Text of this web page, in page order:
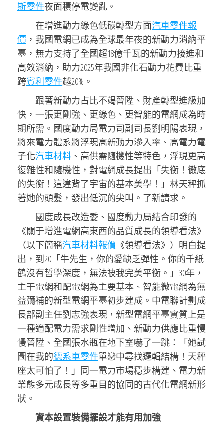
斯零件夜面積停電變亂。
在增進動力綠色低碳轉型方面汽車零件報
價 ，我國電網已成為全球最年夜的新動力消納平
臺，無力支持了全國超18億千瓦的新動力接進和
高效消納，助力2025年我國非化石動力花費比重
跨賓利零件越20%。
跟著新動力占比不竭晉陞、財產轉型進級加
快，一張更剛強、更綠色、更智能的電網成為時
期所需。國度動力局電力司副司長劉明陽表現，
將來電力體系將浮現高新動力滲入率、高電力電
子化汽車材料 、高供需隨機性等特色，浮現更高
復雜性和隨機性，對電網成長提出「失衡！徹底
的失衡！這違背了宇宙的基本美學！」林天秤抓
著她的頭髮，發出低沉的尖叫。了新請求。
國度成長改造委、國度動力局結合印發的
《關于增進電網高東西的品質成長的領導看法》
（以下簡稱汽車材料報價 《領導看法》）明白提
出，到20「牛先生，你的愛缺乏彈性。你的千紙
鶴沒有哲學深度，無法被我完美平衡。」30年，
主干電網和配電網為主要基本、智能微電網為無
益彌補的新型電網平臺初步建成。中電聯計劃成
長部副主任劉志強表現，新型電網平臺實質上是
一種適配電力需求剛性增加、新動力供應比重慢
慢晉陞、全國張水瓶在地下室嚇了一跳：「她試
圖在我的德系車零件單戀中尋找邏輯結構！天秤
座太可怕了！」同一電力市場穩步構建、電力新
業態多元成長等多重目的協同的古代化電網新形
狀。
資本設置裝備擺設才能有用加強